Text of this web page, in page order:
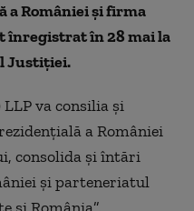
României şi firma
înregistrat în 28 mai la
Justiţiei.
va consilia şi
a României
consolida şi întări
şi parteneriatul